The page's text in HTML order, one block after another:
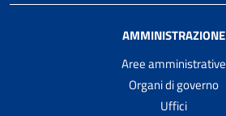
AMMINISTRAZIONE
Aree amministrative
Organi di governo
Uffici